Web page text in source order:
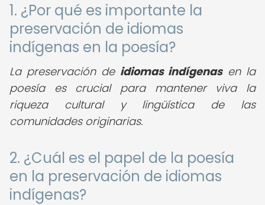
1. ¿Por qué es importante la
preservación de idiomas
indígenas en la poesía?
La preservación de idiomas indígenasen la
poesía es crucial para mantener viva la
riqueza cultural y lingüística de las
comunidades originarias.
2. ¿Cuál es el papel de la poesía
en la preservación de idiomas
indígenas?